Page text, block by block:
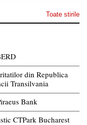
Toate stirile
din Republica
Transilvania
Bank
CTPark Bucharest